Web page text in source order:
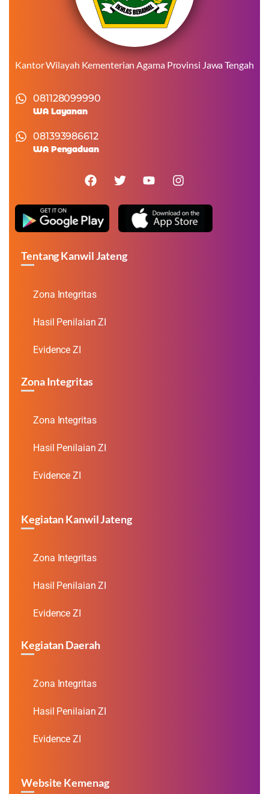
Kantor Wilayah Kementerian Agama Provinsi Jawa Tengah
081128099990
WA Layanan
081393986612
WA Pengaduan
Tentang Kanwil Jateng
Zona Integritas
Hasil Penilaian ZI
Evidence ZI
Zona Integritas
Zona Integritas
Hasil Penilaian ZI
Evidence ZI
Kegiatan Kanwil Jateng
Zona Integritas
Hasil Penilaian ZI
Evidence ZI
Kegiatan Daerah
Zona Integritas
Hasil Penilaian ZI
Evidence ZI
Website Kemenag